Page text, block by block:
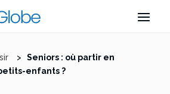
>
Seniors : où partir en
enfants ?